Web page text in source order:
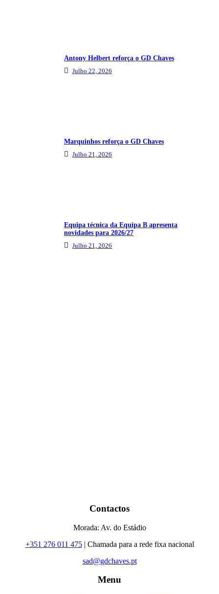
Antony Helbert reforça o GD Chaves
Julho 22, 2026
Marquinhos reforça o GD Chaves
Julho 21, 2026
Equipa técnica da Equipa B apresenta
novidades para 2026/27
Julho 21, 2026
Contactos
Morada: Av. do Estádio
+351 276 011 475| Chamada para a rede fixa nacional
sad@gdchaves.pt
Menu